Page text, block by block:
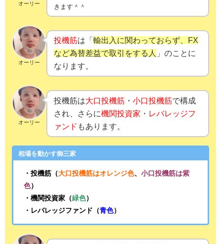
オーリー
きます＾＾
オーリー
投機筋は「 輸出入に関わっておらず、FX
など為替差益で取引をする人
」のことに
なります。
オーリー
投機筋は大口投機筋・ 小口投機筋で構成
され、さらに機関投資家 ・ レバレッジフ
ァンド もあります。
相場を動かす御三家
・投機筋（大口投機筋はオレンジ色、 小口投機筋は紫
色）
・機関投資家（緑色）
・レバレッジファンド（青色）